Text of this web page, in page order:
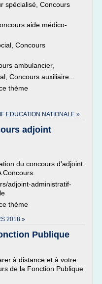
spécialisé, Concours
aide médico-
Concours
ambulancier,
Concours auxiliaire...
thème
EDUCATION NATIONALE »
adjoint
du concours d'adjoint
adjoint-administratif-
thème
2018 »
Publique
à distance et à votre
de la Fonction Publique